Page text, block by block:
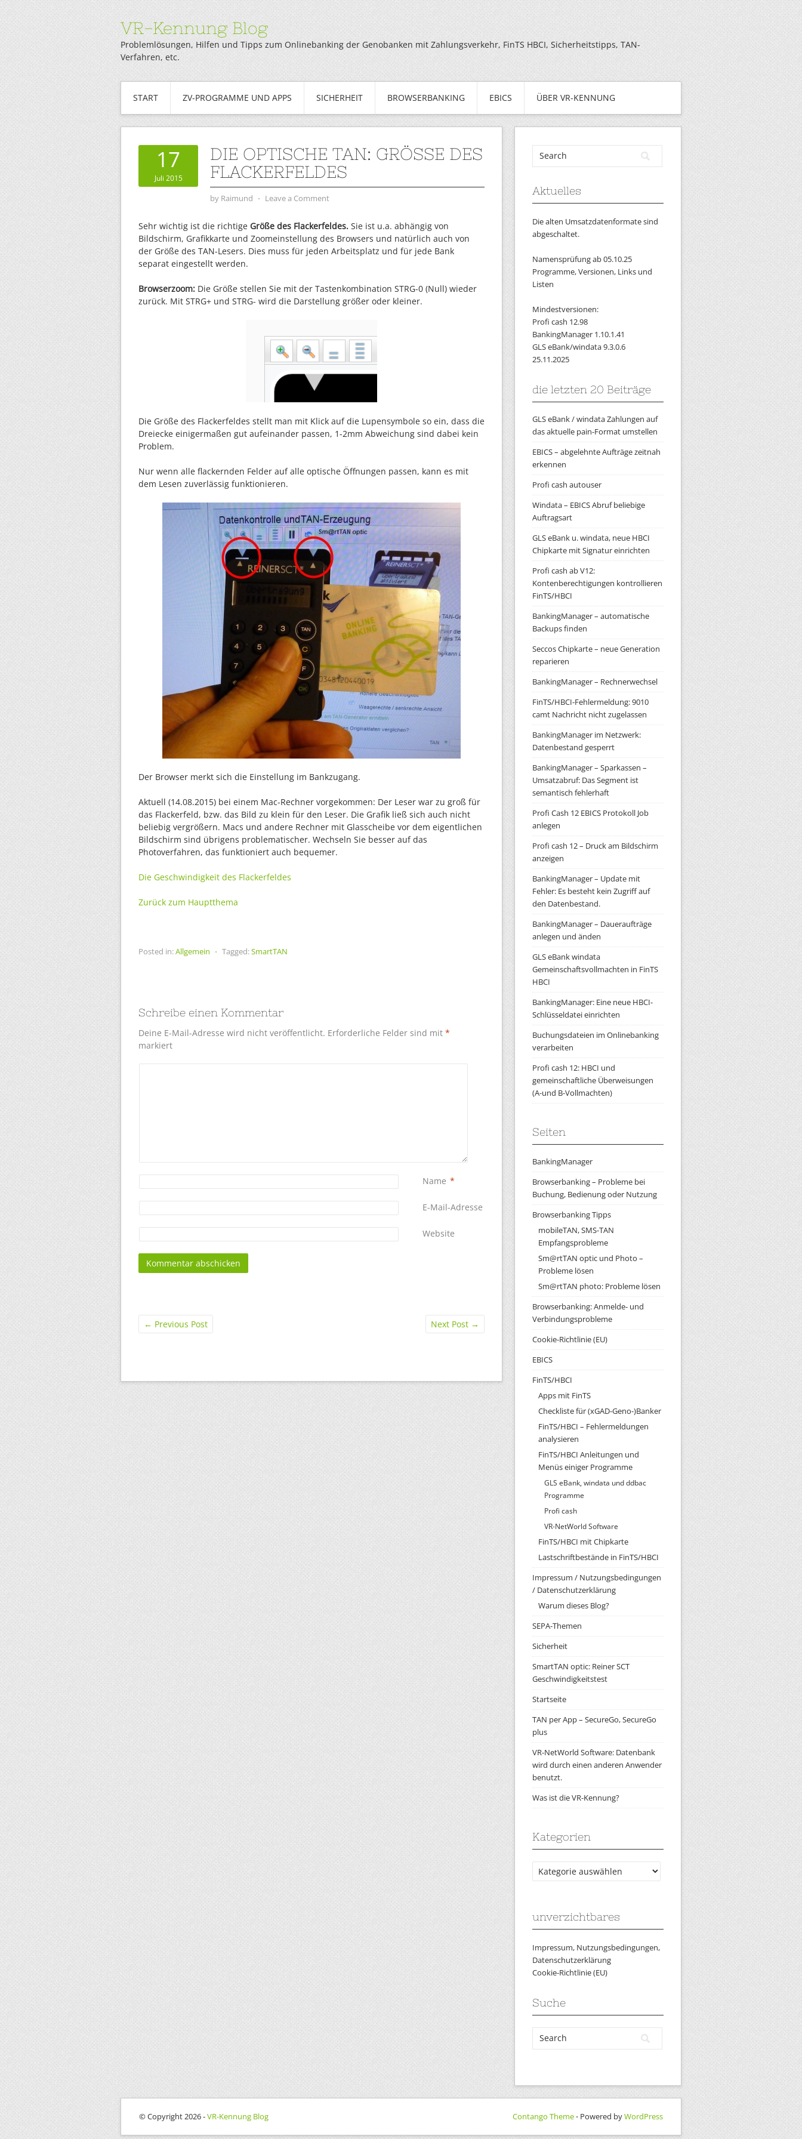
VR-Kennung Blog
Problemlösungen, Hilfen und Tipps zum Onlinebanking der Genobanken mit Zahlungsverkehr, FinTS HBCI, Sicherheitstipps, TAN-
Verfahren, etc.
START ZV-PROGRAMME UND APPS SICHERHEIT BROWSERBANKING EBICS ÜBER VR-KENNUNG
17
Juli 2015
DIE OPTISCHE TAN: GRÖSSE DES F
LACKERFELDES
by Raimund ⋅ Leave a Comment
Sehr wichtig ist die richtige Größe des Flackerfeldes. Sie ist u.a. abhängig von
Bildschirm, Grafikkarte und Zoomeinstellung des Browsers und natürlich auch von
der Größe des TAN-Lesers. Dies muss für jeden Arbeitsplatz und für jede Bank
separat eingestellt werden.
Browserzoom: Die Größe stellen Sie mit der Tastenkombination STRG-0 (Null) wieder
zurück. Mit STRG+ und STRG- wird die Darstellung größer oder kleiner.
Die Größe des Flackerfeldes stellt man mit Klick auf die Lupensymbole so ein, dass die
Dreiecke einigermaßen gut aufeinander passen, 1-2mm Abweichung sind dabei kein
Problem.
Nur wenn alle flackernden Felder auf alle optische Öffnungen passen, kann es mit
dem Lesen zuverlässig funktionieren.
Der Browser merkt sich die Einstellung im Bankzugang.
Aktuell (14.08.2015) bei einem Mac-Rechner vorgekommen: Der Leser war zu groß für
das Flackerfeld, bzw. das Bild zu klein für den Leser. Die Grafik ließ sich auch nicht
beliebig vergrößern. Macs und andere Rechner mit Glasscheibe vor dem eigentlichen
Bildschirm sind übrigens problematischer. Wechseln Sie besser auf das
Photoverfahren, das funktioniert auch bequemer.
Die Geschwindigkeit des Flackerfeldes
Zurück zum Hauptthema
Posted in:Allgemein ⋅ Tagged:SmartTAN
Schreibe einen Kommentar
Deine E-Mail-Adresse wird nicht veröffentlicht. Erforderliche Felder sind mit *
markiert
Name *
E-Mail-Adresse
Website
← Previous Post Next Post →
Aktuelles
Die alten Umsatzdatenformate sind
abgeschaltet.
Namensprüfung ab 05.10.25
Programme, Versionen, Links und
Listen
Mindestversionen:
Profi cash 12.98
BankingManager 1.10.1.41
GLS eBank/windata 9.3.0.6
25.11.2025
die letzten 20 Beiträge
GLS eBank / windata Zahlungen auf
das aktuelle pain-Format umstellen
EBICS – abgelehnte Aufträge zeitnah
erkennen
Profi cash autouser
Windata – EBICS Abruf beliebige
Auftragsart
GLS eBank u. windata, neue HBCI
Chipkarte mit Signatur einrichten
Profi cash ab V12:
Kontenberechtigungen kontrollieren
FinTS/HBCI
BankingManager – automatische
Backups finden
Seccos Chipkarte – neue Generation
reparieren
BankingManager – Rechnerwechsel
FinTS/HBCI-Fehlermeldung: 9010
camt Nachricht nicht zugelassen
BankingManager im Netzwerk:
Datenbestand gesperrt
BankingManager – Sparkassen –
Umsatzabruf: Das Segment ist
semantisch fehlerhaft
Profi Cash 12 EBICS Protokoll Job
anlegen
Profi cash 12 – Druck am Bildschirm
anzeigen
BankingManager – Update mit
Fehler: Es besteht kein Zugriff auf
den Datenbestand.
BankingManager – Daueraufträge
anlegen und änden
GLS eBank windata
Gemeinschaftsvollmachten in FinTS
HBCI
BankingManager: Eine neue HBCI-
Schlüsseldatei einrichten
Buchungsdateien im Onlinebanking
verarbeiten
Profi cash 12: HBCI und
gemeinschaftliche Überweisungen
(A-und B-Vollmachten)
Seiten
BankingManager
Browserbanking – Probleme bei
Buchung, Bedienung oder Nutzung
Browserbanking Tipps
mobileTAN, SMS-TAN
Empfangsprobleme
Sm@rtTAN optic und Photo –
Probleme lösen
Sm@rtTAN photo: Probleme lösen
Browserbanking: Anmelde- und
Verbindungsprobleme
Cookie-Richtlinie (EU)
EBICS
FinTS/HBCI
Apps mit FinTS
Checkliste für (xGAD-Geno-)Banker
FinTS/HBCI – Fehlermeldungen
analysieren
FinTS/HBCI Anleitungen und
Menüs einiger Programme
GLS eBank, windata und ddbac
Programme
Profi cash
VR-NetWorld Software
FinTS/HBCI mit Chipkarte
Lastschriftbestände in FinTS/HBCI
Impressum / Nutzungsbedingungen
/ Datenschutzerklärung
Warum dieses Blog?
SEPA-Themen
Sicherheit
SmartTAN optic: Reiner SCT
Geschwindigkeitstest
Startseite
TAN per App – SecureGo, SecureGo
plus
VR-NetWorld Software: Datenbank
wird durch einen anderen Anwender
benutzt.
Was ist die VR-Kennung?
Kategorien
Kategorien
unverzichtbares
Impressum, Nutzungsbedingungen,
Datenschutzerklärung
Cookie-Richtlinie (EU)
Suche
© Copyright 2026 -VR-Kennung Blog Contango Theme ⋅ Powered byWordPress